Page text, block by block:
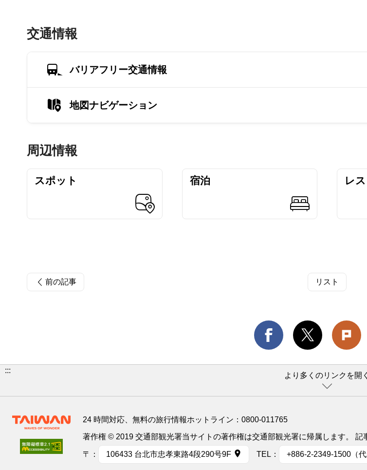
交通情報
バリアフリー交通情報
地図ナビゲーション
周辺情報
スポット 宿泊 レ
前の記事 リスト
:::
より多くのリンクを開く
24 時間対応、無料の旅行情報ホットライン： 0800-011765
著作権 © 2019 交通部観光署当サイトの著作権は交通部観光署に帰属します。 記
〒： 106433 台北市忠孝東路4段290号9F TEL： +886-2-2349-1500（代